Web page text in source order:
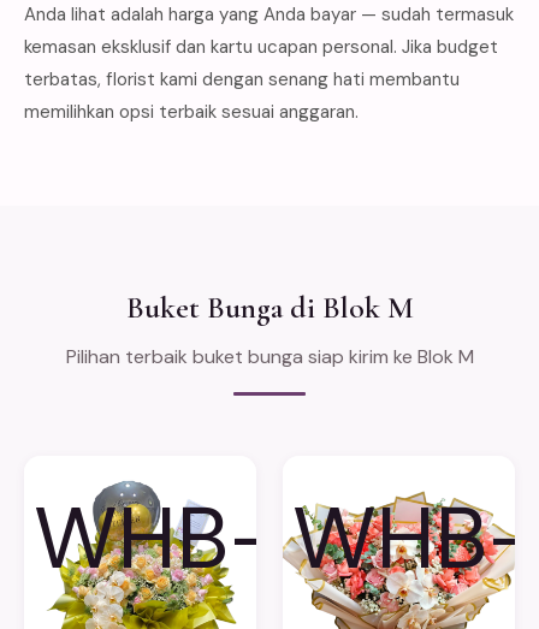
Anda lihat adalah harga yang Anda bayar — sudah termasuk
kemasan eksklusif dan kartu ucapan personal. Jika budget
terbatas, florist kami dengan senang hati membantu
memilihkan opsi terbaik sesuai anggaran.
Buket Bunga di Blok M
Pilihan terbaik buket bunga siap kirim ke Blok M
WHB- WHB-